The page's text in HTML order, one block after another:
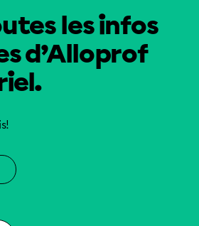
les infos
d’Alloprof